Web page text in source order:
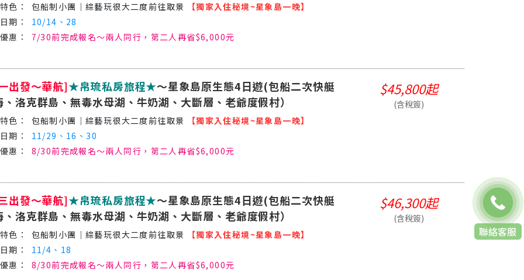
包船制小團│綜藝玩很大二度前往取景
【獨家入住秘境~星象島一晚】
10/14、28
7/30前完成報名～兩人同行，第二人再省$6,000元
出發～華航]★帛琉私房旅程★～星象島原生態4日遊(包船二次快艇
、洛克群島、無毒水母湖、牛奶湖、大斷層、老爺度假村）
包船制小團│綜藝玩很大二度前往取景
【獨家入住秘境~星象島一晚】
11/29、16、30
8/30前完成報名～兩人同行，第二人再省$6,000元
$45,800起
(含稅簽)
出發～華航]★帛琉私房旅程★～星象島原生態4日遊(包船二次快艇
、洛克群島、無毒水母湖、牛奶湖、大斷層、老爺度假村）
包船制小團│綜藝玩很大二度前往取景
【獨家入住秘境~星象島一晚】
11/4、18
8/30前完成報名～兩人同行，第二人再省$6,000元
$46,300起
(含稅簽)
聯絡客服